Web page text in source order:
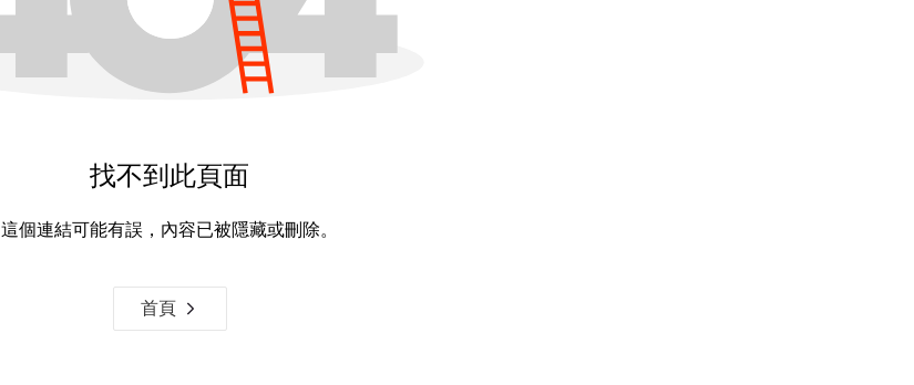
找不到此頁面
這個連結可能有誤，內容已被隱藏或刪除。
首頁